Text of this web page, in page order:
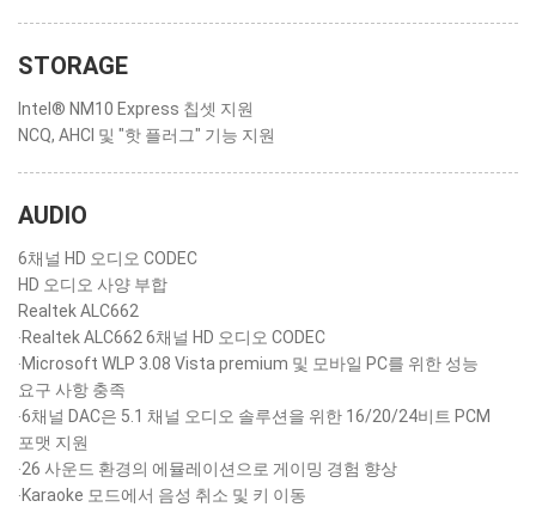
STORAGE
Intel® NM10 Express 칩셋 지원
NCQ, AHCI 및 "핫 플러그" 기능 지원
AUDIO
6채널 HD 오디오 CODEC
HD 오디오 사양 부합
Realtek ALC662
‧Realtek ALC662 6채널 HD 오디오 CODEC
‧Microsoft WLP 3.08 Vista premium 및 모바일 PC를 위한 성능
요구 사항 충족
‧6채널 DAC은 5.1 채널 오디오 솔루션을 위한 16/20/24비트 PCM
포맷 지원
‧26 사운드 환경의 에뮬레이션으로 게이밍 경험 향상
‧Karaoke 모드에서 음성 취소 및 키 이동